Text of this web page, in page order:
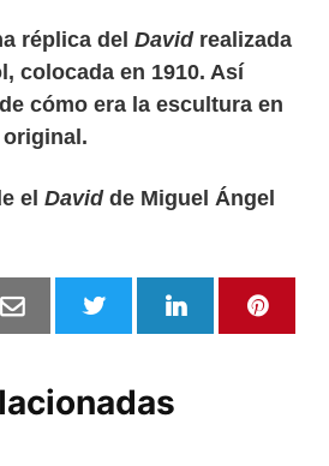
réplica del David realizada
colocada en 1910. Así
cómo era la escultura en
el David de Miguel Ángel